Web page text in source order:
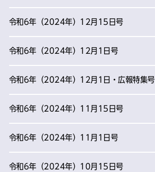
令和6年（2024年）12月15日号
令和6年（2024年）12月1日号
令和6年（2024年）12月1日・広報特集号
令和6年（2024年）11月15日号
令和6年（2024年）11月1日号
令和6年（2024年）10月15日号